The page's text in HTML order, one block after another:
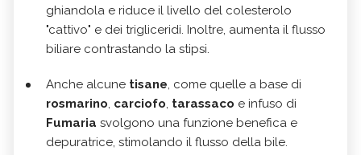
ghiandola e riduce il livello del colesterolo
"cattivo" e dei trigliceridi. Inoltre, aumenta il flusso
biliare contrastando la stipsi.
Anche alcune tisane, come quelle a base di
rosmarino, carciofo, tarassaco e infuso di
Fumaria svolgono una funzione benefica e
depuratrice, stimolando il flusso della bile.